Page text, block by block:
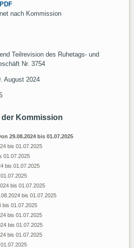
nach Kommission
Teilrevision des Ruhetags- und
Nr. 3754
August 2024
der Kommission
29.08.2024 bis 01.07.2025
bis 01.07.2025
01.07.2025
bis 01.07.2025
bis 01.07.2025
bis 01.07.2025
bis 01.07.2025
bis 01.07.2025
bis 01.07.2025
bis 01.07.2025